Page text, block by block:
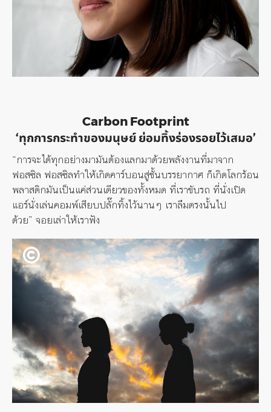
Carbon Footprint
‘ทุกการกระทำของมนุษย์ ย่อมทิ้งร่องรอยไว้เสมอ’
“การจะได้ทุกอย่างมามันต้องแลกมาด้วยพลังงานที่มาจาก
ฟอสซิล ฟอสซิลทำให้เกิดคาร์บอนสู่ชั้นบรรยากาศ ก็เกิดโลกร้อน
พลาสติกมันเป็นแค่ส่วนเดียวของทั้งหมด ที่เราขับรถ ที่นั่งเปิด
แอร์นั่งเล่นคอมพ์เสียบปลั๊กทิ้งไว้นานๆ เราลืมตรงนั้นไป
ด้วย” จอยเล่าให้เราฟัง